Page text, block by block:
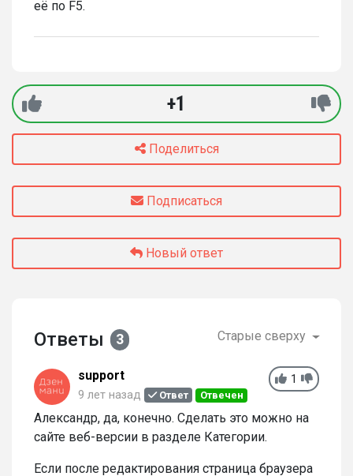
её по F5.
+1
Поделиться
Подписаться
Новый ответ
Ответы 3 Старые сверху
1
support
9 лет назад Ответ Отвечен
Александр, да, конечно. Сделать это можно на
сайте веб-версии в разделе Категории.
Если после редактирования страница браузера